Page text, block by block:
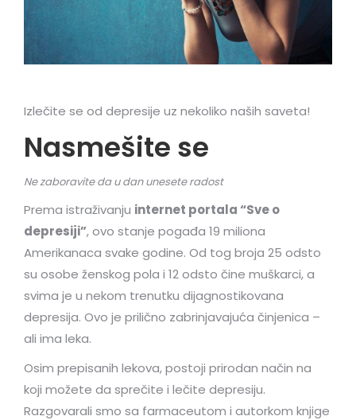
Izlečite se od depresije uz nekoliko naših saveta!
Nasmešite se
Ne zaboravite da u dan unesete radost
Prema istraživanju internet portala “Sve o
depresiji”, ovo stanje pogađa 19 miliona
Amerikanaca svake godine. Od tog broja 25 odsto
su osobe ženskog pola i 12 odsto čine muškarci, a
svima je u nekom trenutku dijagnostikovana
depresija. Ovo je prilično zabrinjavajuća činjenica –
ali ima leka.
Osim prepisanih lekova, postoji prirodan način na
koji možete da sprečite i lečite depresiju.
Razgovarali smo sa farmaceutom i autorkom knjige